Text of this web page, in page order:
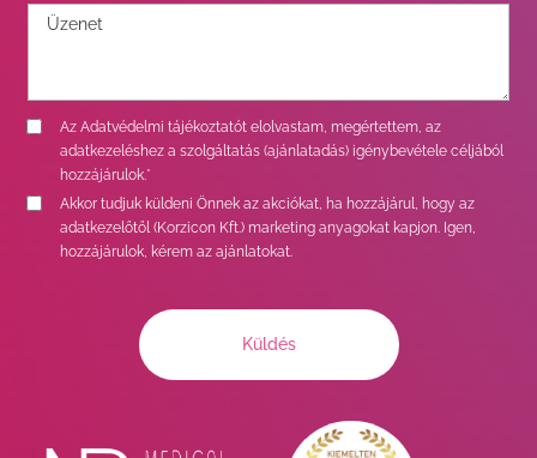
Az Adatvédelmi tájékoztatótelolvastam, megértettem, az
adatkezeléshez a szolgáltatás (ajánlatadás) igénybevétele céljából
hozzájárulok.*
Akkor tudjuk küldeni Önnek az akciókat, ha hozzájárul, hogy az
adatkezelőtől (Korzicon Kft.) marketing anyagokat kapjon. Igen,
hozzájárulok, kérem az ajánlatokat.